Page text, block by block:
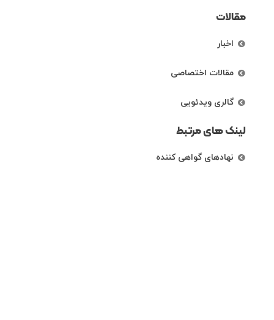
مقالات
اخبار
مقالات اختصاصی
گالری ویدئویی
لینک های مرتبط
نهادهای گواهی کننده